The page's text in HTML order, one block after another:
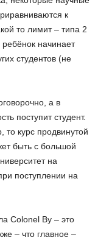
к
то лимит – типа 2
ребёнок начинает
студентов (не
а в
поступит студент.
курс продвинутой
быть с большой
на
поступлении на
Colonel By – это
– что главное –